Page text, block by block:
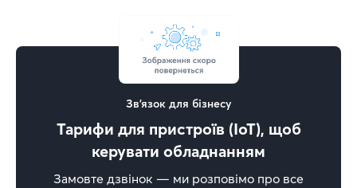
Зв'язок для бізнесу
Тарифи для пристроїв (IoT), щоб
керувати обладнанням
Замовте дзвінок — ми розповімо про все